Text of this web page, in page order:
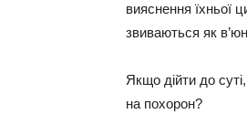
вияснення їхньої
звиваються як
Якщо дійти до
на похорон?